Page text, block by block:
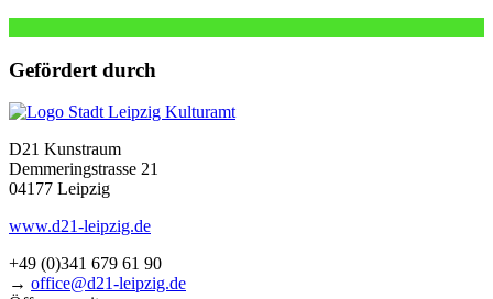
Gefördert durch
D21 Kunstraum
Demmeringstrasse 21
04177 Leipzig
www.d21-leipzig.de
+49 (0)341 679 61 90
→ office@d21-leipzig.de